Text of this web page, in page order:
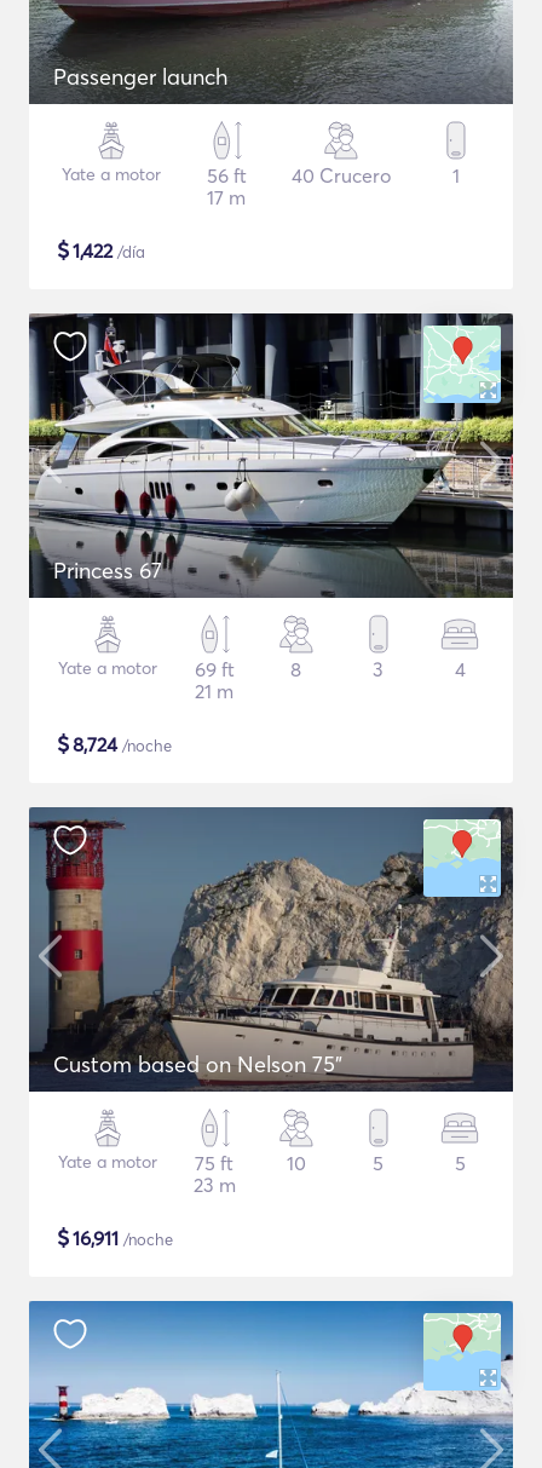
Passenger launch
Yate a motor
56 ft
17 m
40 Crucero 1
$1,422/día
Princess 67
Yate a motor
69 ft
21 m
8 3 4
$8,724/noche
Custom based on Nelson 75"
Yate a motor
75 ft
23 m
10 5 5
$16,911 /noche